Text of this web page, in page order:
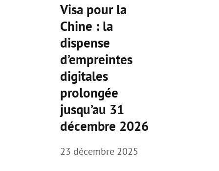
Visa pour la
Chine : la
dispense
d’empreintes
digitales
prolongée
jusqu’au 31
décembre 2026
23 décembre 2025